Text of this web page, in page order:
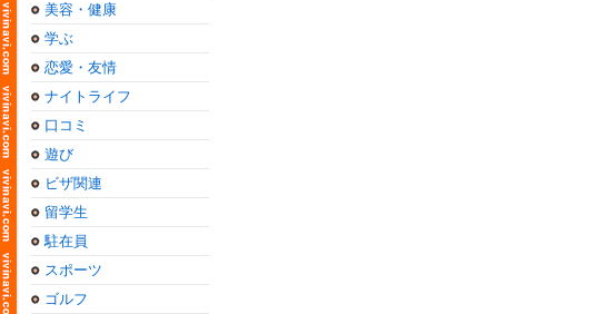
美容・健康
学ぶ
恋愛・友情
ナイトライフ
口コミ
遊び
ビザ関連
留学生
駐在員
スポーツ
ゴルフ